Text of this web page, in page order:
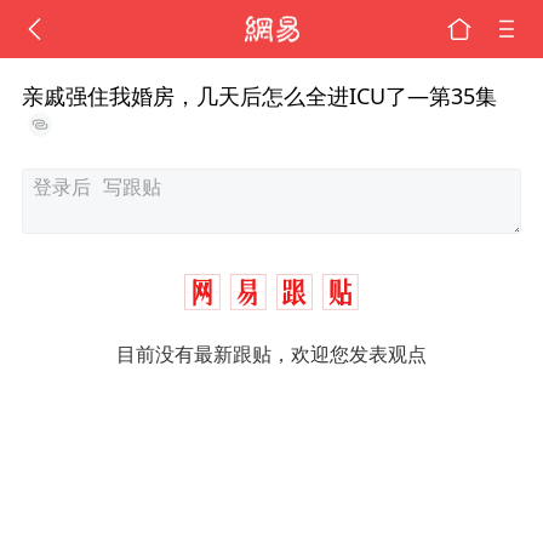
亲戚强住我婚房，几天后怎么全进ICU了—第35集
目前没有最新跟贴，欢迎您发表观点